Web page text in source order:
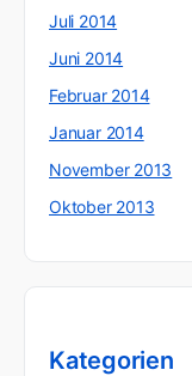
Juli 2014
Juni 2014
Februar 2014
Januar 2014
November 2013
Oktober 2013
Kategorien